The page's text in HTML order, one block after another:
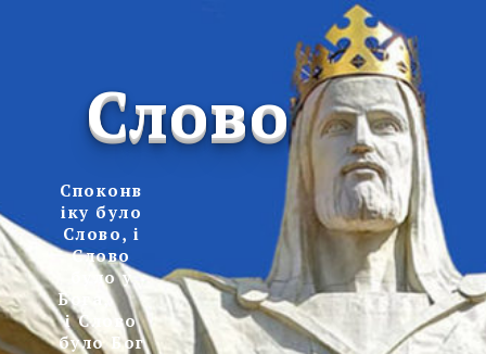
Слово
Споконв
іку було
Слово, і
Слово
було у
Бога,
і Слово
було Бог